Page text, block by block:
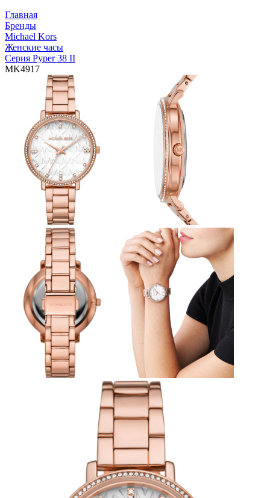
Главная
Бренды
Michael Kors
Женские часы
Серия Pyper 38 II
MK4917